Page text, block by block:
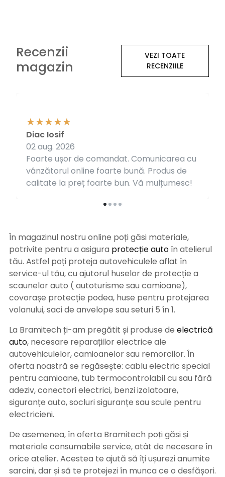
Recenzii
magazin
VEZI TOATE
RECENZIILE
Foarte ușor de comandat. Comunicarea cu
vânzătorul online foarte bună. Produs de
calitate la preț foarte bun. Vă mulțumesc!
Diac Iosif
02 aug. 2026
În magazinul nostru online poți găsi materiale,
potrivite pentru a asigura protecție autoîn atelierul
tău. Astfel poți proteja autovehiculele aflat în
service-ul tău, cu ajutorul huselor de protecție a
scaunelor auto ( autoturisme sau camioane),
covorașe protecție podea, huse pentru protejarea
volanului, saci de anvelope sau seturi 5 în 1.
La Bramitech ți-am pregătit și produse de electrică
auto, necesare reparațiilor electrice ale
autovehiculelor, camioanelor sau remorcilor. În
oferta noastră se regăsește: cablu electric special
pentru camioane, tub termocontrolabil cu sau fără
adeziv, conectori electrici, benzi izolatoare,
siguranțe auto, socluri siguranțe sau scule pentru
electricieni.
De asemenea, în oferta Bramitech poți găsi și
materiale consumabile service, atât de necesare în
orice atelier. Acestea te ajută să îți ușurezi anumite
sarcini, dar și să te protejezi în munca ce o desfășori.